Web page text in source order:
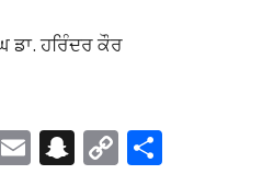
ਡਾ. ਹਰਿੰਦਰ ਕੌਰ
E S C